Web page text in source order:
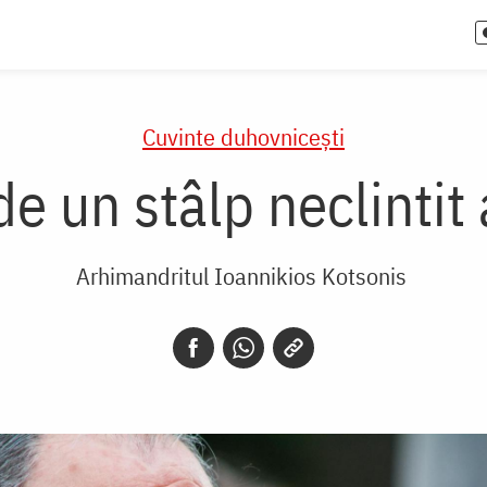
Cuvinte duhovnicești
un stâlp
Arhimandritul Ioannikios Kotsonis